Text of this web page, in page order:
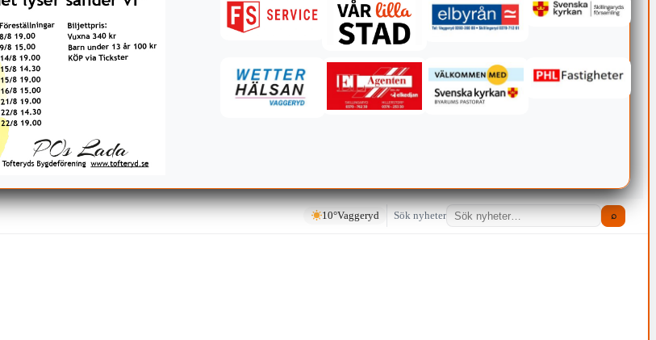
10°Vaggeryd Sök nyheter ⌕